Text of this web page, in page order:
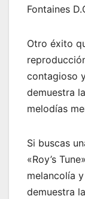
Fontaines
Otro éxito
contagioso
demuestra
melodías
Si buscas
«Roy’s
melancolía
demuestra